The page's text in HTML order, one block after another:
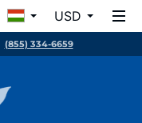
USD
(855) 334-6659